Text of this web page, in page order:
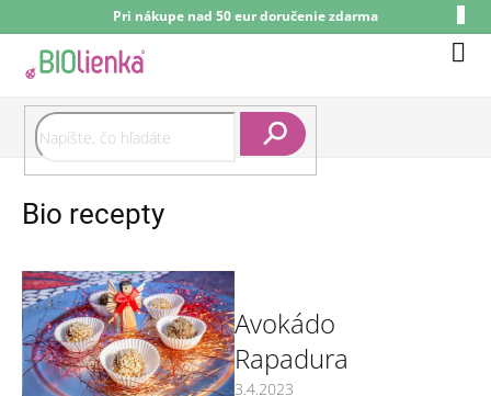
na
obsah
Pri nákupe nad 50 eur doručenie zdarma
Bio recepty
ý
p
i
s
č
Avokádo
Rapadura
3.4.2023